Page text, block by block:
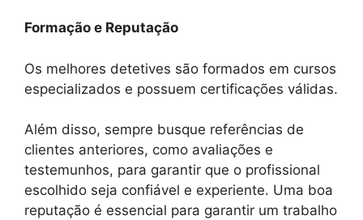
Formação e Reputação
Os melhores detetives são formados em cursos
especializados e possuem certificações válidas.
Além disso, sempre busque referências de
clientes anteriores, como avaliações e
testemunhos, para garantir que o profissional
escolhido seja confiável e experiente. Uma boa
reputação é essencial para garantir um trabalho